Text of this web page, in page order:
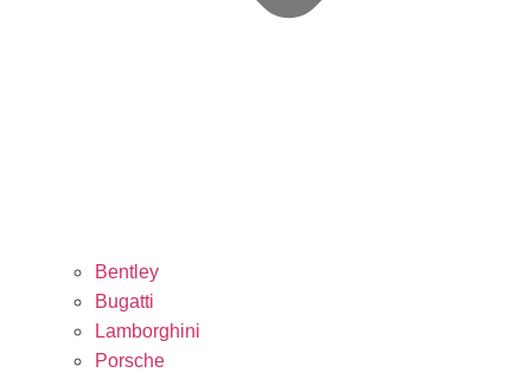
Bentley
Bugatti
Lamborghini
Porsche